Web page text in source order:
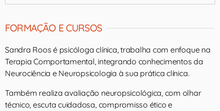
FORMAÇÃO E CURSOS
Sandra Roos é psicóloga clínica, trabalha com enfoque na
Terapia Comportamental, integrando conhecimentos da
Neurociência e Neuropsicologia à sua prática clínica.
Também realiza avaliação neuropsicológica, com olhar
técnico, escuta cuidadosa, compromisso ético e